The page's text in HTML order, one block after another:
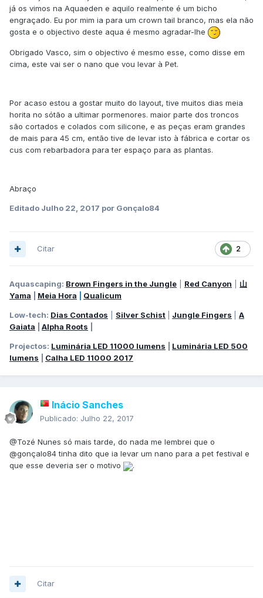
já os vimos na Aquaeden e aquilo realmente é um bicho
engraçado. Eu por mim ia para um crown tail branco, mas ela não
gosta e o objectivo deste aqua é mesmo agradar-lhe
Obrigado Vasco, sim o objectivo é mesmo esse, como disse em
cima, este vai ser o nano que vou levar à Pet.
Por acaso estou a gostar muito do layout, tive muitos dias meia
horita no sótão a ultimar pormenores. maior parte dos troncos
são cortados e colados com silicone, e as peças eram grandes
de mais para 45 cm, então tive de levar isto à fábrica e cortar os
cus com rebarbadora para ter espaço para as plantas.
Abraço
Editado Julho 22, 2017 por Gonçalo84
2
Citar
Aquascaping: Brown Fingers in the Jungle Red Canyon
山
Yama
Meia Hora Qualicum
Low-tech: Dias Contados Silver Schist Jungle Fingers
A
Gaiata
Alpha Roots
Projectos: Luminária LED 11000 lumens
Luminária LED 500
lumens
Calha LED 11000 2017
Inácio Sanches
Publicado: Julho 22, 2017
@Tozé Nunes só mais tarde, do nada me lembrei que o
@gonçalo84 tinha dito que ia levar um nano para a pet festival e
que esse deveria ser o motivo
.
Citar